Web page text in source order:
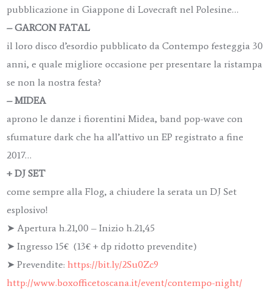
pubblicazione in Giappone di Lovecraft nel Polesine…
– GARCON FATAL
il loro disco d’esordio pubblicato da Contempo festeggia 30
anni, e quale migliore occasione per presentare la ristampa
se non la nostra festa?
– MIDEA
aprono le danze i fiorentini Midea, band pop-wave con
sfumature dark che ha all’attivo un EP registrato a fine
2017…
+ DJ SET
come sempre alla Flog, a chiudere la serata un DJ Set
esplosivo!
➤ Apertura h.21,00 – Inizio h.21,45
➤ Ingresso 15€ (13€ + dp ridotto prevendite)
➤ Prevendite:https://bit.ly/2Su0Zc9
http://www.boxofficetoscana.it/event/contempo-night/